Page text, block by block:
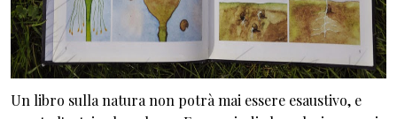
Un libro sulla natura non potrà mai essere esaustivo, e